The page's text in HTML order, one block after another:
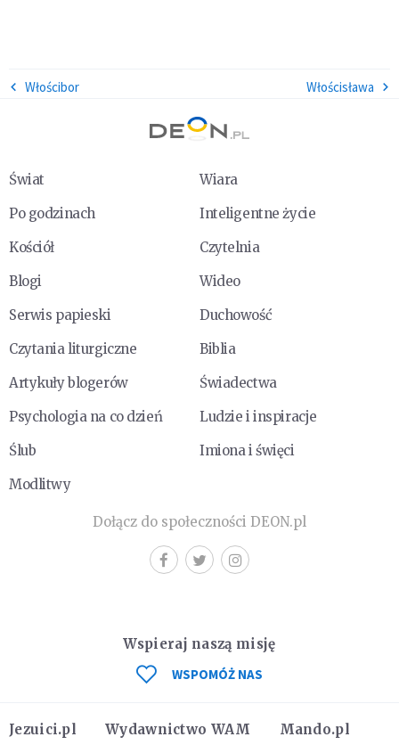
Włościbor Włościsława
Świat
Wiara
Po godzinach
Inteligentne życie
Kościół
Czytelnia
Blogi
Wideo
Serwis papieski
Duchowość
Czytania liturgiczne
Biblia
Artykuły blogerów
Świadectwa
Psychologia na co dzień
Ludzie i inspiracje
Ślub
Imiona i święci
Modlitwy
Dołącz do społeczności DEON.pl
Jezuici.pl Wydawnictwo WAM Mando.pl
Wspieraj naszą misję
WSPOMÓŻ NAS